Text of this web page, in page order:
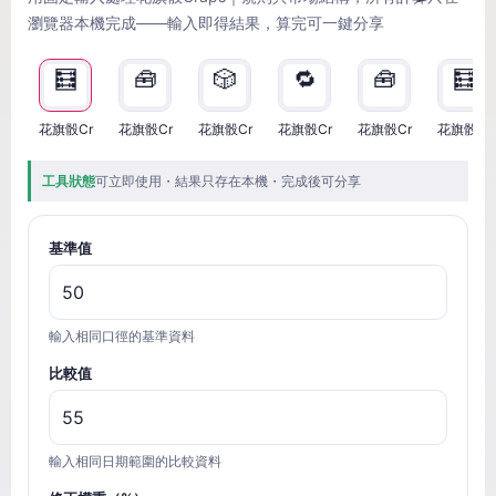
瀏覽器本機完成——輸入即得結果，算完可一鍵分享
🧮
花旗骰Cr
🧰
花旗骰Cr
🎲
花旗骰Cr
🔁
花旗骰Cr
🧰
花旗骰Cr
🧮
花旗骰Cr
工具狀態可立即使用・結果只存在本機・完成後可分享
基準值
輸入相同口徑的基準資料
比較值
輸入相同日期範圍的比較資料